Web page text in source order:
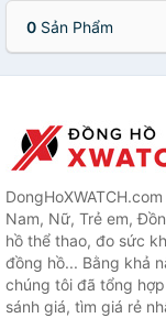
0 Sản Phẩm
Nam, Nữ, Trẻ em,
hồ thể thao, đo sức
đồng hồ... Bằng khả
chúng tôi đã tổng
sánh giá, tìm giá rẻ